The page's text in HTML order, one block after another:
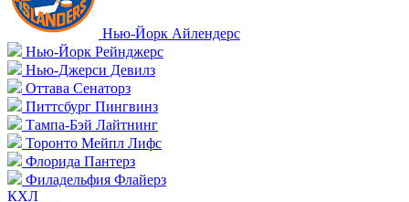
Нью-Йорк Айлендерс
Нью-Йорк Рейнджерс
Нью-Джерси Девилз
Оттава Сенаторз
Питтсбург Пингвинз
Тампа-Бэй Лайтнинг
Торонто Мейпл Лифс
Флорида Пантерз
Филадельфия Флайерз
КХЛ